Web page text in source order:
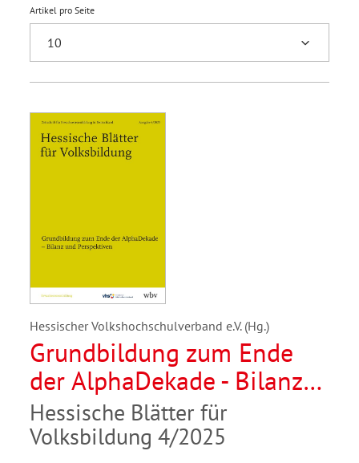
Artikel pro Seite
Hessischer Volkshochschulverband e.V. (Hg.)
Grundbildung zum Ende
der AlphaDekade - Bilanz
und Perspektiven
Hessische Blätter für
Volksbildung 4/2025